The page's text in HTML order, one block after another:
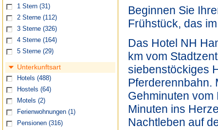
1 Stern (31)
2 Sterne (112)
3 Sterne (326)
4 Sterne (164)
5 Sterne (29)
Unterkunftsart
Hotels (488)
Hostels (64)
Motels (2)
Ferienwohnungen (1)
Pensionen (316)
Beginnen Sie
Frühstück, das
Das Hotel NH
km vom
siebenstöckiges
Pferderennbahn.
Gehminuten
Minuten ins
Nachtleben auf